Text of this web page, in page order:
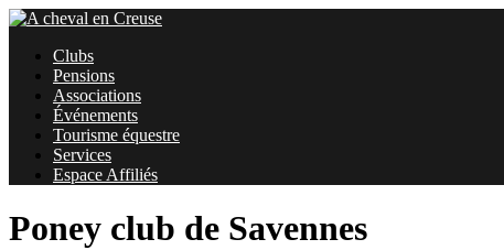
Clubs
Pensions
Associations
Événements
Tourisme équestre
Services
Espace Affiliés
Poney club de Savennes